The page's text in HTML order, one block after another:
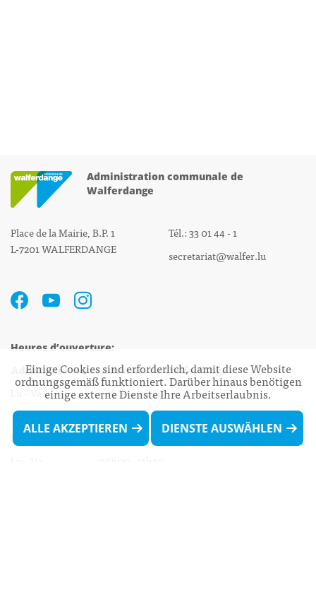
Administration communale de
Walferdange
Place de la Mairie, B.P. 1
L-7201 WALFERDANGE
Tél.: 33 01 44 - 1
secretariat@walfer.lu
Heures d’ouverture:
Administration communale de Walferdange
Lu - Ve 08h00 - 11h30
13h30 - 16h00
Biergercenter
Einige Cookies sind erforderlich, damit diese Website
ordnungsgemäß funktioniert. Darüber hinaus benötigen
einige externe Dienste Ihre Arbeitserlaubnis.
ALLE AKZEPTIEREN DIENSTE AUSWÄHLEN